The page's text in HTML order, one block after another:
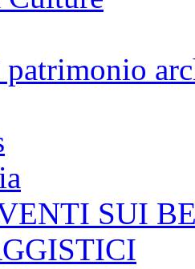
patrimonio
SUI